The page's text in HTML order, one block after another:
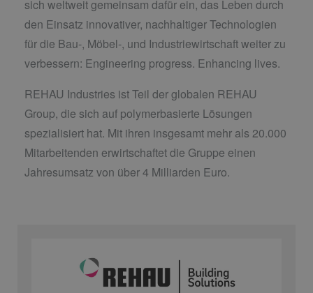
sich weltweit gemeinsam dafür ein, das Leben durch
den Einsatz innovativer, nachhaltiger Technologien
für die Bau-, Möbel-, und Industriewirtschaft weiter zu
verbessern: Engineering progress. Enhancing lives.
REHAU Industries ist Teil der globalen REHAU
Group, die sich auf polymerbasierte Lösungen
spezialisiert hat. Mit ihren insgesamt mehr als 20.000
Mitarbeitenden erwirtschaftet die Gruppe einen
Jahresumsatz von über 4 Milliarden Euro.